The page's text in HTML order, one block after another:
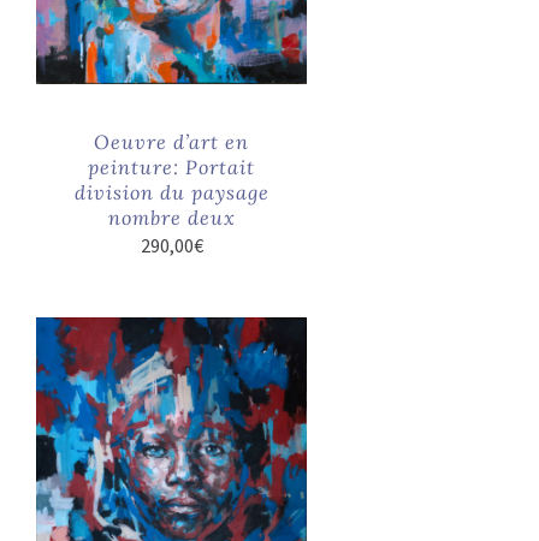
Oeuvre d’art en
peinture: Portait
division du paysage
nombre deux
290,00€